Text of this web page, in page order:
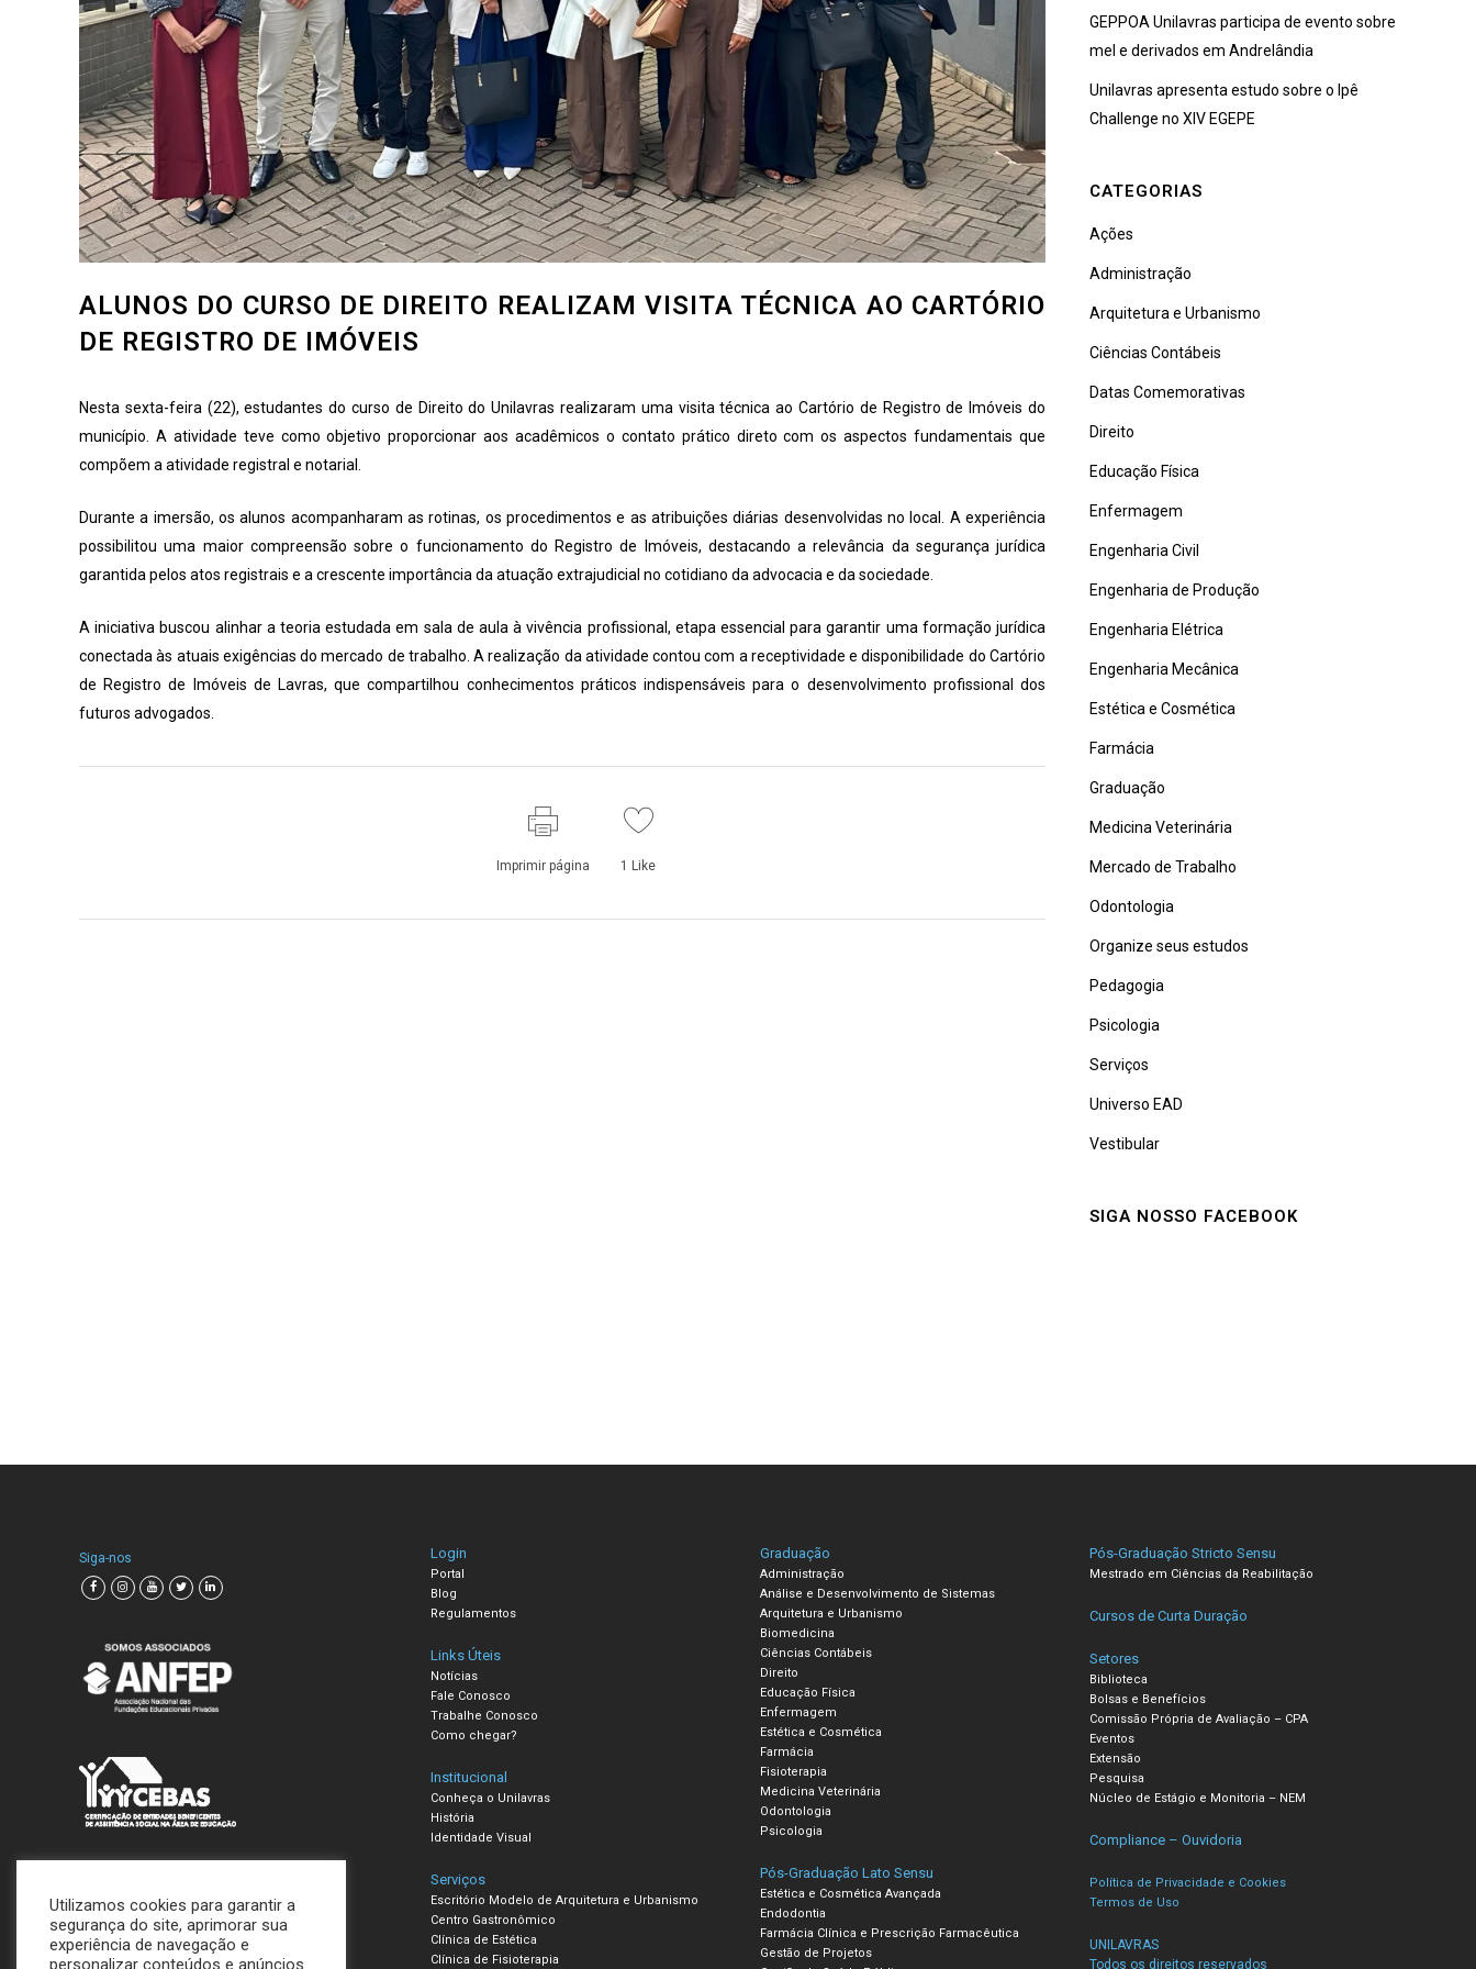
ALUNOS DO CURSO DE DIREITO REALIZAM VISITA TÉCNICA AO CARTÓRIO
DE REGISTRO DE IMÓVEIS
Nesta sexta-feira (22), estudantes do curso de Direito do Unilavras realizaram uma visita técnica ao Cartório de Registro de Imóveis do
município. A atividade teve como objetivo proporcionar aos acadêmicos o contato prático direto com os aspectos fundamentais que
compõem a atividade registral e notarial.
Durante a imersão, os alunos acompanharam as rotinas, os procedimentos e as atribuições diárias desenvolvidas no local. A experiência
possibilitou uma maior compreensão sobre o funcionamento do Registro de Imóveis, destacando a relevância da segurança jurídica
garantida pelos atos registrais e a crescente importância da atuação extrajudicial no cotidiano da advocacia e da sociedade.
A iniciativa buscou alinhar a teoria estudada em sala de aula à vivência profissional, etapa essencial para garantir uma formação jurídica
conectada às atuais exigências do mercado de trabalho. A realização da atividade contou com a receptividade e disponibilidade do Cartório
de Registro de Imóveis de Lavras, que compartilhou conhecimentos práticos indispensáveis para o desenvolvimento profissional dos
futuros advogados.
Imprimir página 1 Like
GEPPOA Unilavras participa de evento sobre
mel e derivados em Andrelândia
Unilavras apresenta estudo sobre o Ipê
Challenge no XIV EGEPE
CATEGORIAS
Ações
Administração
Arquitetura e Urbanismo
Ciências Contábeis
Datas Comemorativas
Direito
Educação Física
Enfermagem
Engenharia Civil
Engenharia de Produção
Engenharia Elétrica
Engenharia Mecânica
Estética e Cosmética
Farmácia
Graduação
Medicina Veterinária
Mercado de Trabalho
Odontologia
Organize seus estudos
Pedagogia
Psicologia
Serviços
Universo EAD
Vestibular
SIGA NOSSO FACEBOOK
Siga-nos Login
Portal
Blog
Regulamentos
Links Úteis
Notícias
Fale Conosco
Trabalhe Conosco
Como chegar?
Institucional
Conheça o Unilavras
História
Identidade Visual
Serviços
Escritório Modelo de Arquitetura e Urbanismo
Centro Gastronômico
Clínica de Estética
Clínica de Fisioterapia
Graduação
Administração
Análise e Desenvolvimento de Sistemas
Arquitetura e Urbanismo
Biomedicina
Ciências Contábeis
Direito
Educação Física
Enfermagem
Estética e Cosmética
Farmácia
Fisioterapia
Medicina Veterinária
Odontologia
Psicologia
Pós-Graduação Lato Sensu
Estética e Cosmética Avançada
Endodontia
Farmácia Clínica e Prescrição Farmacêutica
Gestão de Projetos
Pós-Graduação Stricto Sensu
Mestrado em Ciências da Reabilitação
Cursos de Curta Duração
Setores
Biblioteca
Bolsas e Benefícios
Comissão Própria de Avaliação – CPA
Eventos
Extensão
Pesquisa
Núcleo de Estágio e Monitoria – NEM
Compliance – Ouvidoria
Política de Privacidade e Cookies
Termos de Uso
UNILAVRAS
Todos os direitos reservados
Utilizamos cookies para garantir a
segurança do site, aprimorar sua
experiência de navegação e
personalizar conteúdos e anúncios